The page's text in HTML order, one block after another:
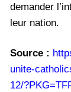
demander
leur nation.
Source :
unite-
12/